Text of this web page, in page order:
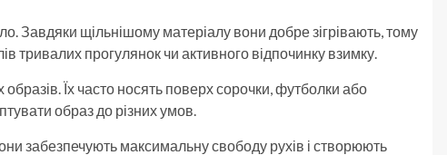
Завдяки щільнішому матеріалу вони добре зігрівають, тому
тривалих прогулянок чи активного відпочинку взимку.
Їх часто носять поверх сорочки, футболки або
образ до різних умов.
забезпечують максимальну свободу рухів і створюють